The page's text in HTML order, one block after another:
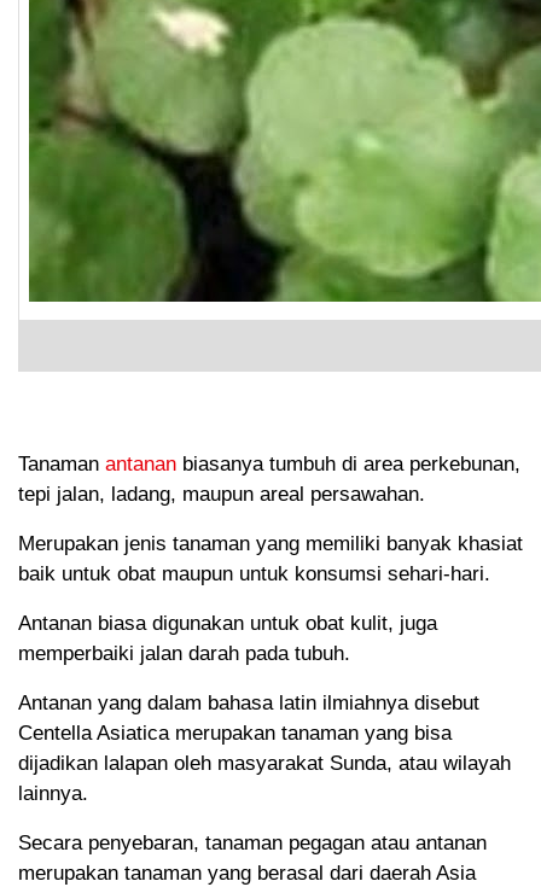
Tanaman antanan biasanya tumbuh di area perkebunan,
tepi jalan, ladang, maupun areal persawahan.
Merupakan jenis tanaman yang memiliki banyak khasiat
baik untuk obat maupun untuk konsumsi sehari-hari.
Antanan biasa digunakan untuk obat kulit, juga
memperbaiki jalan darah pada tubuh.
Antanan yang dalam bahasa latin ilmiahnya disebut
Centella Asiatica merupakan tanaman yang bisa
dijadikan lalapan oleh masyarakat Sunda, atau wilayah
lainnya.
Secara penyebaran, tanaman pegagan atau antanan
merupakan tanaman yang berasal dari daerah Asia